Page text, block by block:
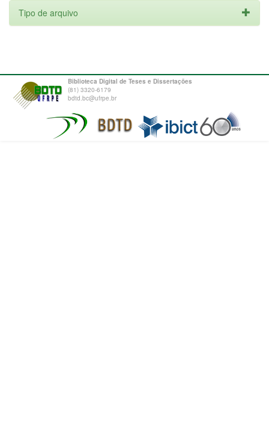
Tipo de arquivo
Biblioteca Digital de Teses e Dissertações
(81) 3320-6179
bdtd.bc@ufrpe.br